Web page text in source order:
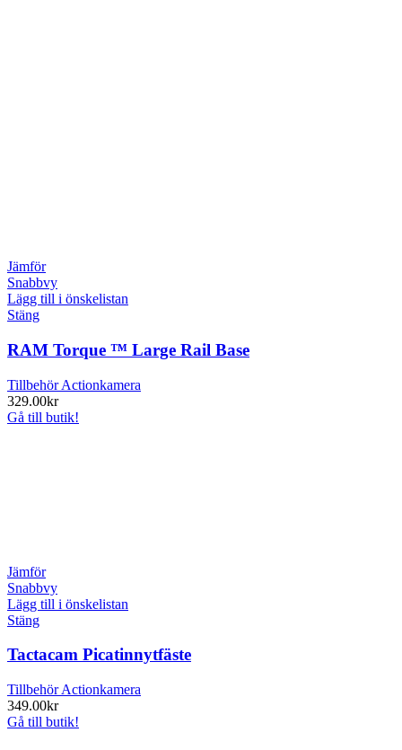
Jämför
Snabbvy
Lägg till i önskelistan
Stäng
RAM Torque ™ Large Rail Base
Tillbehör Actionkamera
329.00kr
Gå till butik!
Jämför
Snabbvy
Lägg till i önskelistan
Stäng
Tactacam Picatinnytfäste
Tillbehör Actionkamera
349.00kr
Gå till butik!